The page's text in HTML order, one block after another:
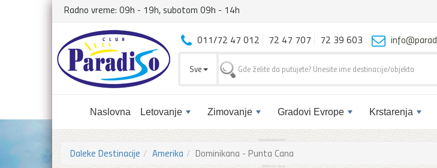
Radno vreme: 09h - 19h, subotom 09h - 14h
Naslovna Letovanje Zimovanje Gradovi Evrope Krstarenja
011/72 47 012 72 47 707 72 39 603
Sve
Daleke Destinacije Amerika Dominikana - Punta Cana